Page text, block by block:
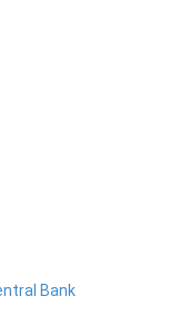
Bank